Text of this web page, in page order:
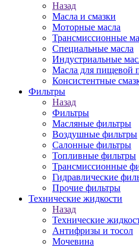
Назад
Масла и смазки
Моторные масла
Трансмиссионные
Специальные масла
Индустриальные
Масла для пищевой
Консистентные
Фильтры
Назад
Фильтры
Масляные фильтры
Воздушные фильтры
Салонные фильтры
Топливные фильтры
Трансмиссионные
Гидравлические
Прочие фильтры
Технические жидкости
Назад
Технические
Антифризы и тосол
Мочевина